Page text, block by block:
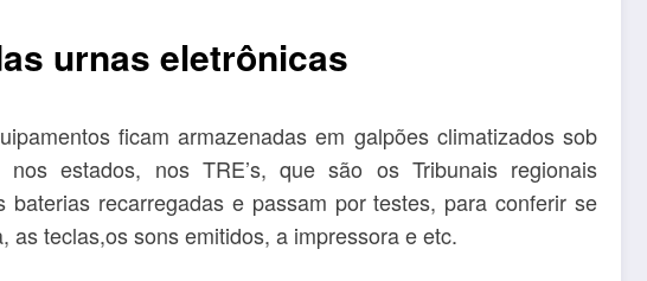
urnas eletrônicas
ficam armazenadas em galpões climatizados sob
estados, nos TRE’s, que são os Tribunais regionais
recarregadas e passam por testes, para conferir se
as teclas,os sons emitidos, a impressora e etc.